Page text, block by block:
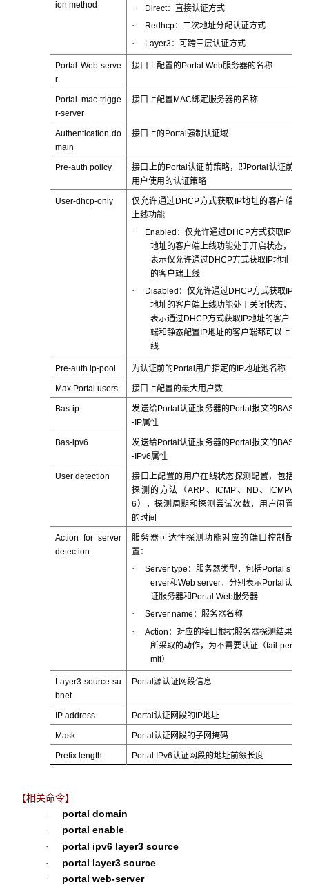
ion method · Direct：直接认证方式
· Redhcp：二次地址分配认证方式
· Layer3：可跨三层认证方式
Portal Web serve
r
接口上配置的Portal Web服务器的名称
Portal mac-trigge
r-server
接口上配置MAC绑定服务器的名称
Authentication do
main
接口上的Portal强制认证域
Pre-auth policy
接口上的Portal认证前策略，即Portal认证前
用户使用的认证策略
User-dhcp-only
仅允许通过DHCP方式获取IP地址的客户端
上线功能
· Enabled：仅允许通过DHCP方式获取IP
地址的客户端上线功能处于开启状态，
表示仅允许通过DHCP方式获取IP地址
的客户端上线
· Disabled：仅允许通过DHCP方式获取IP
地址的客户端上线功能处于关闭状态，
表示通过DHCP方式获取IP地址的客户
端和静态配置IP地址的客户端都可以上
线
Pre-auth ip-pool 为认证前的Portal用户指定的IP地址池名称
Max Portal users 接口上配置的最大用户数
Bas-ip
发送给Portal认证服务器的Portal报文的BAS
-IP属性
Bas-ipv6
发送给Portal认证服务器的Portal报文的BAS
-IPv6属性
User detection
接口上配置的用户在线状态探测配置，包括
探测的方法（ARP、ICMP、ND、ICMPv
6），探测周期和探测尝试次数，用户闲置
的时间
Action for server
detection
服务器可达性探测功能对应的端口控制配
置：
· Server type：服务器类型，包括Portal s
erver和Web server，分别表示Portal认
证服务器和Portal Web服务器
· Server name：服务器名称
· Action：对应的接口根据服务器探测结果
所采取的动作，为不需要认证（fail-per
mit）
Layer3 source su
bnet
Portal源认证网段信息
IP address Portal认证网段的IP地址
Mask Portal认证网段的子网掩码
Prefix length Portal IPv6认证网段的地址前缀长度
【相关命令】
· portal domain
· portal enable
· portal ipv6 layer3 source
· portal layer3 source
· portal web-server